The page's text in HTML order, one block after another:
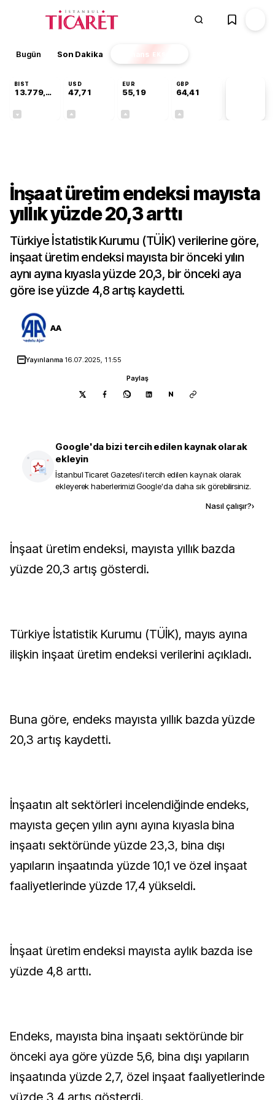
Bugün Son Dakika Finans EKSTRA
BIST
13.779,39
USD
47,71
EUR
55,19
GBP
64,41
İnşaat üretim endeksi mayısta
yıllık yüzde 20,3 arttı
Türkiye İstatistik Kurumu (TÜİK) verilerine göre,
inşaat üretim endeksi mayısta bir önceki yılın
aynı ayına kıyasla yüzde 20,3, bir önceki aya
göre ise yüzde 4,8 artış kaydetti.
AA
Yayınlanma 16.07.2025, 11:55
Paylaş
N
Google'da bizi tercih edilen kaynak olarak
ekleyin
İstanbul Ticaret Gazetesi'i tercih edilen kaynak olarak
ekleyerek haberlerimizi Google'da daha sık görebilirsiniz.
Nasıl çalışır?›
İnşaat üretim endeksi, mayısta yıllık bazda
yüzde 20,3 artış gösterdi.
Türkiye İstatistik Kurumu (TÜİK), mayıs ayına
ilişkin inşaat üretim endeksi verilerini açıkladı.
Buna göre, endeks mayısta yıllık bazda yüzde
20,3 artış kaydetti.
İnşaatın alt sektörleri incelendiğinde endeks,
mayısta geçen yılın aynı ayına kıyasla bina
inşaatı sektöründe yüzde 23,3, bina dışı
yapıların inşaatında yüzde 10,1 ve özel inşaat
faaliyetlerinde yüzde 17,4 yükseldi.
İnşaat üretim endeksi mayısta aylık bazda ise
yüzde 4,8 arttı.
Endeks, mayısta bina inşaatı sektöründe bir
önceki aya göre yüzde 5,6, bina dışı yapıların
inşaatında yüzde 2,7, özel inşaat faaliyetlerinde
yüzde 3,4 artış gösterdi.